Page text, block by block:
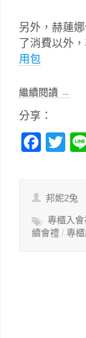
另外，赫蓮
了消費以外
用包
繼續閱讀 →
分享：
邦妮2兔
專櫃入會
續會禮 / 專